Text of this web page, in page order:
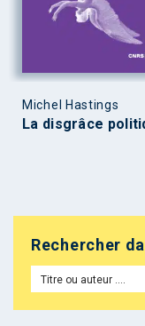
Michel Hastings
La disgrâce
Rechercher